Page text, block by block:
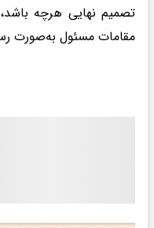
تصمیم نهایی هرچه
مقامات مسئول به‌صورت